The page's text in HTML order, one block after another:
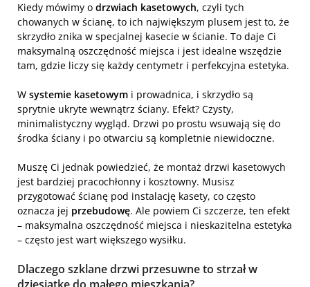
Kiedy mówimy o drzwiach kasetowych, czyli tych
chowanych w ścianę, to ich największym plusem jest to, że
skrzydło znika w specjalnej kasecie w ścianie. To daje Ci
maksymalną oszczędność miejsca i jest idealne wszędzie
tam, gdzie liczy się każdy centymetr i perfekcyjna estetyka.
W systemie kasetowym i prowadnica, i skrzydło są
sprytnie ukryte wewnątrz ściany. Efekt? Czysty,
minimalistyczny wygląd. Drzwi po prostu wsuwają się do
środka ściany i po otwarciu są kompletnie niewidoczne.
Muszę Ci jednak powiedzieć, że montaż drzwi kasetowych
jest bardziej pracochłonny i kosztowny. Musisz
przygotować ścianę pod instalację kasety, co często
oznacza jej przebudowę. Ale powiem Ci szczerze, ten efekt
– maksymalna oszczędność miejsca i nieskazitelna estetyka
– często jest wart większego wysiłku.
Dlaczego szklane drzwi przesuwne to strzał w